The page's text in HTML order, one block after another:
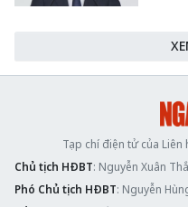
Tạp chí điện tử của Liên
Chủ tịch HĐBT: Nguyễn Xuân
Phó Chủ tịch HĐBT: Nguyễn